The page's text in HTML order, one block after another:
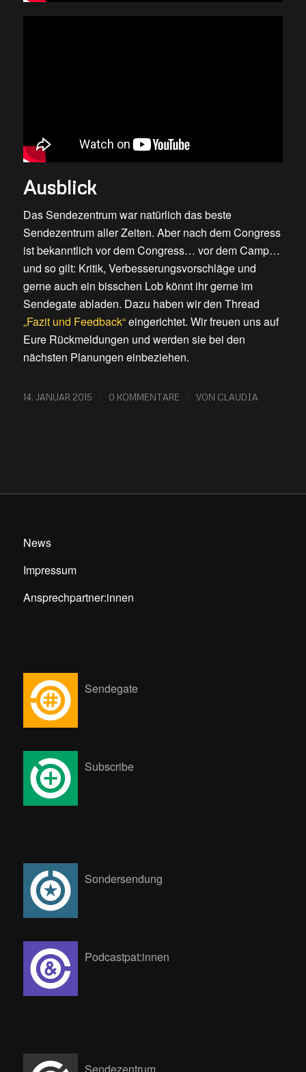
Ausblick
Das Sendezentrum war natürlich das beste
Sendezentrum aller Zeiten. Aber nach dem Congress
ist bekanntlich vor dem Congress… vor dem Camp…
und so gilt: Kritik, Verbesserungsvorschläge und
gerne auch ein bisschen Lob könnt ihr gerne im
Sendegate abladen. Dazu haben wir den Thread
„Fazit und Feedback“eingerichtet. Wir freuen uns auf
Eure Rückmeldungen und werden sie bei den
nächsten Planungen einbeziehen.
14. JANUAR 2015 / 0 KOMMENTARE / VON CLAUDIA
News
Impressum
Ansprechpartner:innen
Sendegate
Subscribe
Sondersendung
Podcastpat:innen
Sendezentrum